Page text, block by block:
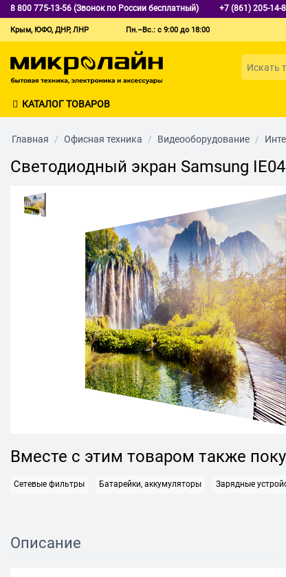
8 800 775-13-56 (Звонок по России бесплатный) +7 (861) 205-14-
Крым, ЮФО, ДНР, ЛНР Пн.–Вс.: с 9:00 до 18:00
КАТАЛОГ ТОВАРОВ
Главная / Офисная техника / Видеооборудование /
Светодиодный экран Samsung
Вместе с этим товаром также
Сетевые фильтры Батарейки, аккумуляторы Зарядные
Описание